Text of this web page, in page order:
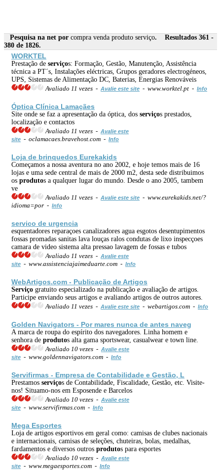
Pesquisa na net por compra venda produto serviço. Resultados 361 -
380 de 1826.
WORKTEL
Prestação de serviços: Formação, Gestão, Manutenção, Assistência
técnica a PT´s, Instalações eléctricas, Grupos geradores electrogéneos,
UPS, Sistemas de Alimentação DC, Baterias, Energias Renováveis
Avaliado 11 vezes - Avalie este site - www.worktel.pt - Info
Óptica Clínica Lamaçães
Site onde se faz a apresentação da óptica, dos serviços prestados,
localização e contactos
Avaliado 11 vezes - Avalie este
site - oclamacaes.bravehost.com - Info
Loja de brinquedos Eurekakids
Começamos a nossa aventura no ano 2002, e hoje temos mais de 16
lojas e uma sede central de mais de 2000 m2, desta sede distribuimos
os produtos a qualquer lugar do mundo. Desde o ano 2005, tambem
ve
Avaliado 11 vezes - Avalie este site - www.eurekakids.net/?
idioma=por - Info
servico de urgencia
esquentadores reparaçoes canalizadores agua esgotos desentupimentos
fossas promadas sanitas lava louças ralos condutas de lixo inspecçoes
camara de video sistema alta pressao lavagem de fossas e tubos
Avaliado 11 vezes - Avalie este
site - www.assistenciajaimeduarte.com - Info
WebArtigos.com - Publicação de Artigos
Serviço gratuito especializado na publicação e avaliação de artigos.
Participe enviando seus artigos e avaliando artigos de outros autores.
Avaliado 11 vezes - Avalie este site - webartigos.com - Info
Golden Navigators - Por mares nunca de antes naveg
A marca de roupa do espírito dos navegadores. Linha homem e
senhora de produtos alta gama sportswear, casualwear e town line.
Avaliado 10 vezes - Avalie este
site - www.goldennavigators.com - Info
Servifirmas - Empresa de Contabilidade e Gestão, L
Prestamos serviços de Contabilidade, Fiscalidade, Gestão, etc. Visite-
nos! Situamo-nos em Esposende e Barcelos
Avaliado 10 vezes - Avalie este
site - www.servifirmas.com - Info
Mega Esportes
Loja de artigos esportivos em geral como: camisas de clubes nacionais
e internacionais, camisas de seleções, chuteiras, bolas, medalhas,
fardamentos e diversos outros produtos para esportes
Avaliado 10 vezes - Avalie este
site - www.megaesportes.com - Info